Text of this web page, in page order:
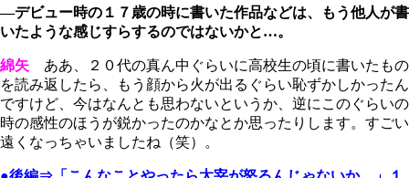
―デビュー時の１７歳の時に書いた作品などは、もう他人が書
いたような感じすらするのではないかと…。
綿矢
ああ、２０代の真ん中ぐらいに高校生の頃に書いたもの
を読み返したら、もう顔から火が出るぐらい恥ずかしかったん
ですけど、今はなんとも思わないというか、逆にこのぐらいの
時の感性のほうが鋭かったのかなとか思ったりします。すごい
遠くなっちゃいましたね（笑）。